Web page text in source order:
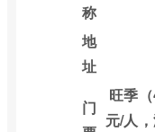
称
地
址
门
旺季
元/人